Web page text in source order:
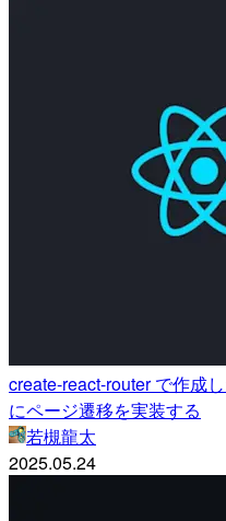
create-react-router で作成
にページ遷移を実装する
若槻龍太
2025.05.24